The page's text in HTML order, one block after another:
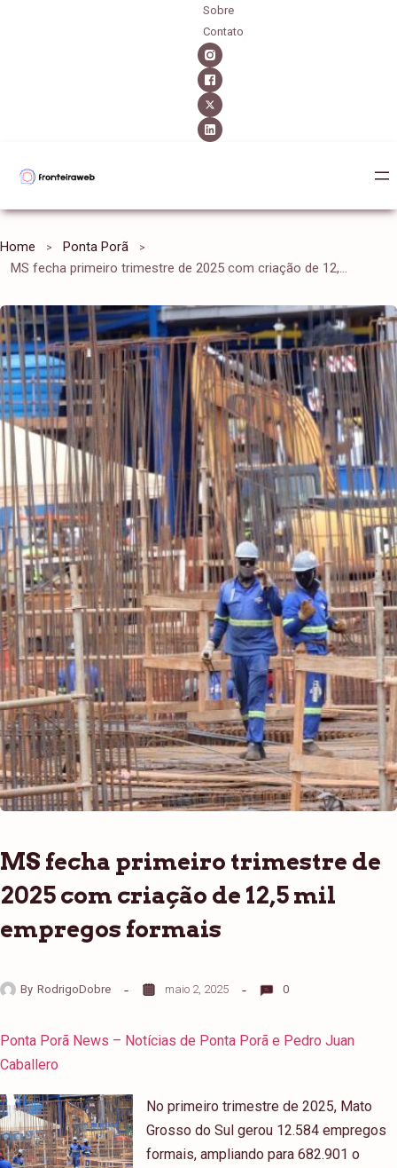
Sobre
Contato
Home
Ponta Porã
MS fecha primeiro trimestre de 2025 com criação de 12,5 mil empregos formais
MS fecha primeiro trimestre de
2025 com criação de 12,5 mil
empregos formais
By RodrigoDobre maio 2, 2025 0
Ponta Porã News – Notícias de Ponta Porã e Pedro Juan
Caballero
No primeiro trimestre de 2025, Mato
Grosso do Sul gerou 12.584 empregos
formais, ampliando para 682.901 o